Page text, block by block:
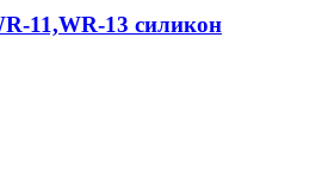
11,WR-13 силикон